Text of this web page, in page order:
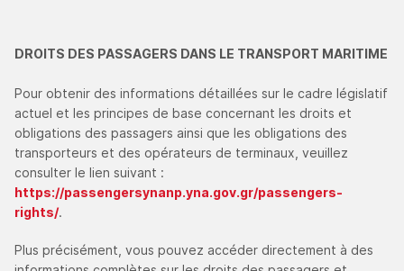
DROITS DES PASSAGERS DANS LE TRANSPORT MARITIME
Pour obtenir des informations détaillées sur le cadre législatif
actuel et les principes de base concernant les droits et
obligations des passagers ainsi que les obligations des
transporteurs et des opérateurs de terminaux, veuillez
consulter le lien suivant :
https://passengersynanp.yna.gov.gr/passengers-
rights/.
Plus précisément, vous pouvez accéder directement à des